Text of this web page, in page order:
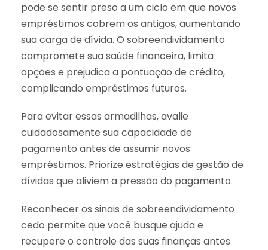
pode se sentir preso a um ciclo em que novos
empréstimos cobrem os antigos, aumentando
sua carga de dívida. O sobreendividamento
compromete sua saúde financeira, limita
opções e prejudica a pontuação de crédito,
complicando empréstimos futuros.
Para evitar essas armadilhas, avalie
cuidadosamente sua capacidade de
pagamento antes de assumir novos
empréstimos. Priorize estratégias de gestão de
dívidas que aliviem a pressão do pagamento.
Reconhecer os sinais de sobreendividamento
cedo permite que você busque ajuda e
recupere o controle das suas finanças antes